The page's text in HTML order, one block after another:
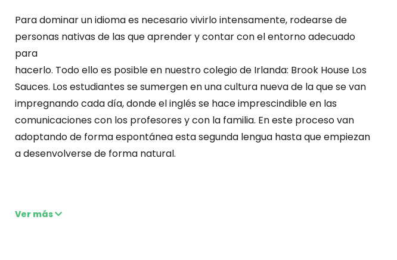
Para dominar un idioma es necesario vivirlo intensamente, rodearse de
personas nativas de las que aprender y contar con el entorno adecuado
para
hacerlo. Todo ello es posible en nuestro colegio de Irlanda: Brook House Los
Sauces. Los estudiantes se sumergen en una cultura nueva de la que se van
impregnando cada día, donde el inglés se hace imprescindible en las
comunicaciones con los profesores y con la familia. En este proceso van
adoptando de forma espontánea esta segunda lengua hasta que empiezan
a desenvolverse de forma natural.
Ver más